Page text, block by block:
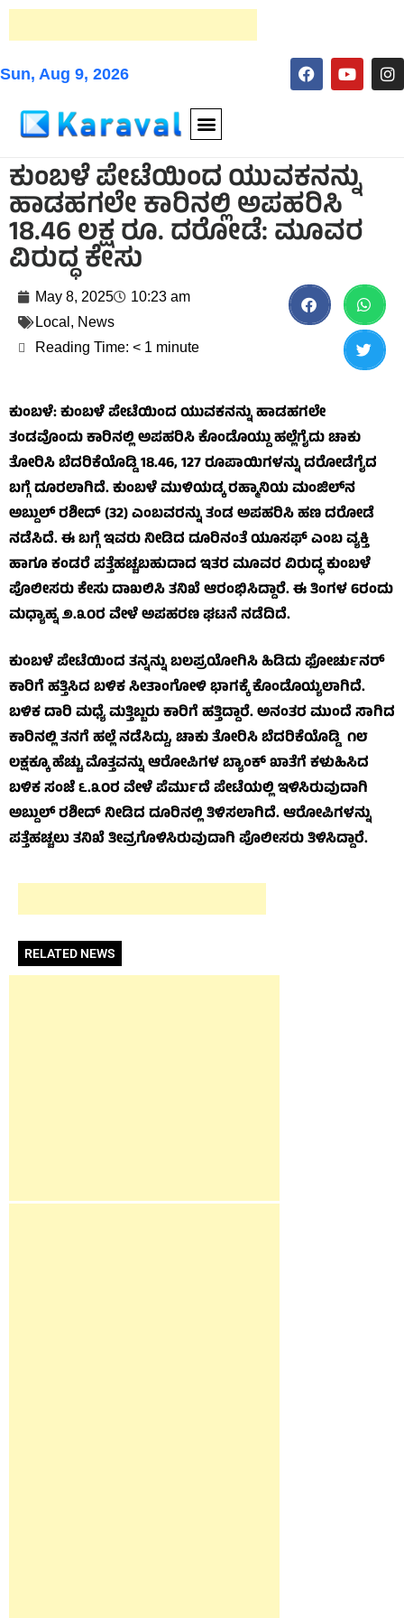
Sun, Aug 9, 2026
ಕುಂಬಳೆ ಪೇಟೆಯಿಂದ ಯುವಕನನ್ನು
ಹಾಡಹಗಲೇ ಕಾರಿನಲ್ಲಿ ಅಪಹರಿಸಿ
18.46 ಲಕ್ಷ ರೂ. ದರೋಡೆ: ಮೂವರ
ವಿರುದ್ಧ ಕೇಸು
May 8, 2025
10:23 am
Local , News
Reading Time: < 1 minute
ಕುಂಬಳೆ: ಕುಂಬಳೆ ಪೇಟೆಯಿಂದ ಯುವಕನನ್ನು ಹಾಡಹಗಲೇ
ತಂಡವೊಂದು ಕಾರಿನಲ್ಲಿ ಅಪಹರಿಸಿ ಕೊಂಡೊಯ್ದು ಹಲ್ಲೆಗೈದು ಚಾಕು
ತೋರಿಸಿ ಬೆದರಿಕೆಯೊಡ್ಡಿ 18.46, 127 ರೂಪಾಯಿಗಳನ್ನು ದರೋಡೆಗೈದ
ಬಗ್ಗೆ ದೂರಲಾಗಿದೆ. ಕುಂಬಳೆ ಮುಳಿಯಡ್ಕ ರಹ್ಮಾನಿಯ ಮಂಜಿಲ್‌ನ
ಅಬ್ದುಲ್ ರಶೀದ್ (32) ಎಂಬವರನ್ನು ತಂಡ ಅಪಹರಿಸಿ ಹಣ ದರೋಡೆ
ನಡೆಸಿದೆ. ಈ ಬಗ್ಗೆ ಇವರು ನೀಡಿದ ದೂರಿನಂತೆ ಯೂಸಫ್ ಎಂಬ ವ್ಯಕ್ತಿ
ಹಾಗೂ ಕಂಡರೆ ಪತ್ತೆಹಚ್ಚಬಹುದಾದ ಇತರ ಮೂವರ ವಿರುದ್ಧ ಕುಂಬಳೆ
ಪೊಲೀಸರು ಕೇಸು ದಾಖಲಿಸಿ ತನಿಖೆ ಆರಂಭಿಸಿದ್ದಾರೆ. ಈ ತಿಂಗಳ 6ರಂದು
ಮಧ್ಯಾಹ್ನ ೨.೩೦ರ ವೇಳೆ ಅಪಹರಣ ಘಟನೆ ನಡೆದಿದೆ.
ಕುಂಬಳೆ ಪೇಟೆಯಿಂದ ತನ್ನನ್ನು ಬಲಪ್ರಯೋಗಿಸಿ ಹಿಡಿದು ಫೋರ್ಚುನರ್
ಕಾರಿಗೆ ಹತ್ತಿಸಿದ ಬಳಿಕ ಸೀತಾಂಗೋಳಿ ಭಾಗಕ್ಕೆ ಕೊಂಡೊಯ್ಯಲಾಗಿದೆ.
ಬಳಿಕ ದಾರಿ ಮಧ್ಯೆ ಮತ್ತಿಬ್ಬರು ಕಾರಿಗೆ ಹತ್ತಿದ್ದಾರೆ. ಅನಂತರ ಮುಂದೆ ಸಾಗಿದ
ಕಾರಿನಲ್ಲಿ ತನಗೆ ಹಲ್ಲೆ ನಡೆಸಿದ್ದು, ಚಾಕು ತೋರಿಸಿ ಬೆದರಿಕೆಯೊಡ್ಡಿ ೧೮
ಲಕ್ಷಕ್ಕೂ ಹೆಚ್ಚು ಮೊತ್ತವನ್ನು ಆರೋಪಿಗಳ ಬ್ಯಾಂಕ್ ಖಾತೆಗೆ ಕಳುಹಿಸಿದ
ಬಳಿಕ ಸಂಜೆ ೬.೩೦ರ ವೇಳೆ ಪೆರ್ಮುದೆ ಪೇಟೆಯಲ್ಲಿ ಇಳಿಸಿರುವುದಾಗಿ
ಅಬ್ದುಲ್ ರಶೀದ್ ನೀಡಿದ ದೂರಿನಲ್ಲಿ ತಿಳಿಸಲಾಗಿದೆ. ಆರೋಪಿಗಳನ್ನು
ಪತ್ತೆಹಚ್ಚಲು ತನಿಖೆ ತೀವ್ರಗೊಳಿಸಿರುವುದಾಗಿ ಪೊಲೀಸರು ತಿಳಿಸಿದ್ದಾರೆ.
RELATED NEWS